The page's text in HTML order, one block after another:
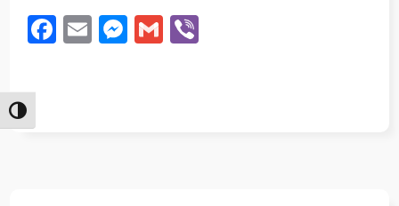
Nagy kontraszt váltása
Facebook
EmailMessenger
Gmail